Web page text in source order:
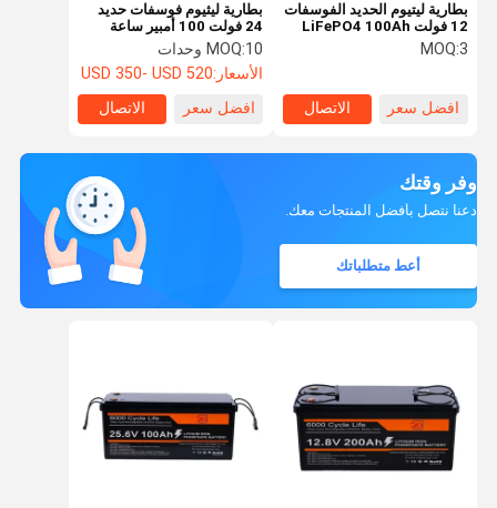
بطارية ليثيوم فوسفات حديد
24 فولت 100 أمبير ساعة
عميقة مع نظام إدارة بطارية
(BMS) مدمج 100 أمبير
MOQ:10 وحدات
الأسعار:USD 350- USD 520
افضل سعر
الاتصال
بطارية ليتيوم الحديد الفوسفات
12 فولت LiFePO4 100Ah
200Ah للشواحن الشمسية
MOQ:3
افضل سعر الاتصال
وفر وقتك
دعنا نتصل بأفضل المنتجات معك.
أعط متطلباتك